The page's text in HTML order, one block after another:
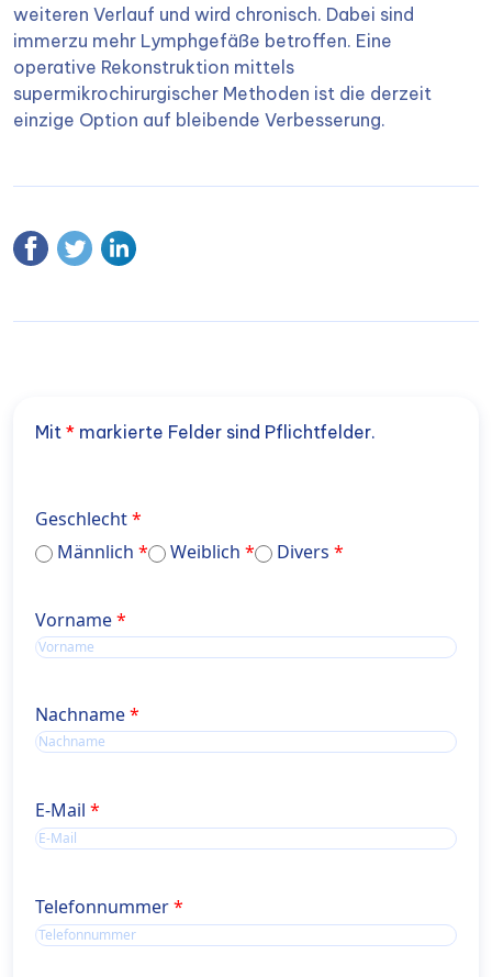
weiteren Verlauf und wird chronisch. Dabei sind
immerzu mehr Lymphgefäße betroffen. Eine
operative Rekonstruktion mittels
supermikrochirurgischer Methoden ist die derzeit
einzige Option auf bleibende Verbesserung.
Mit * markierte Felder sind Pflichtfelder.
Geschlecht
Männlich
Weiblich Divers
Name
Vorname
Name
Nachname
E-Mail
Telefonnummer